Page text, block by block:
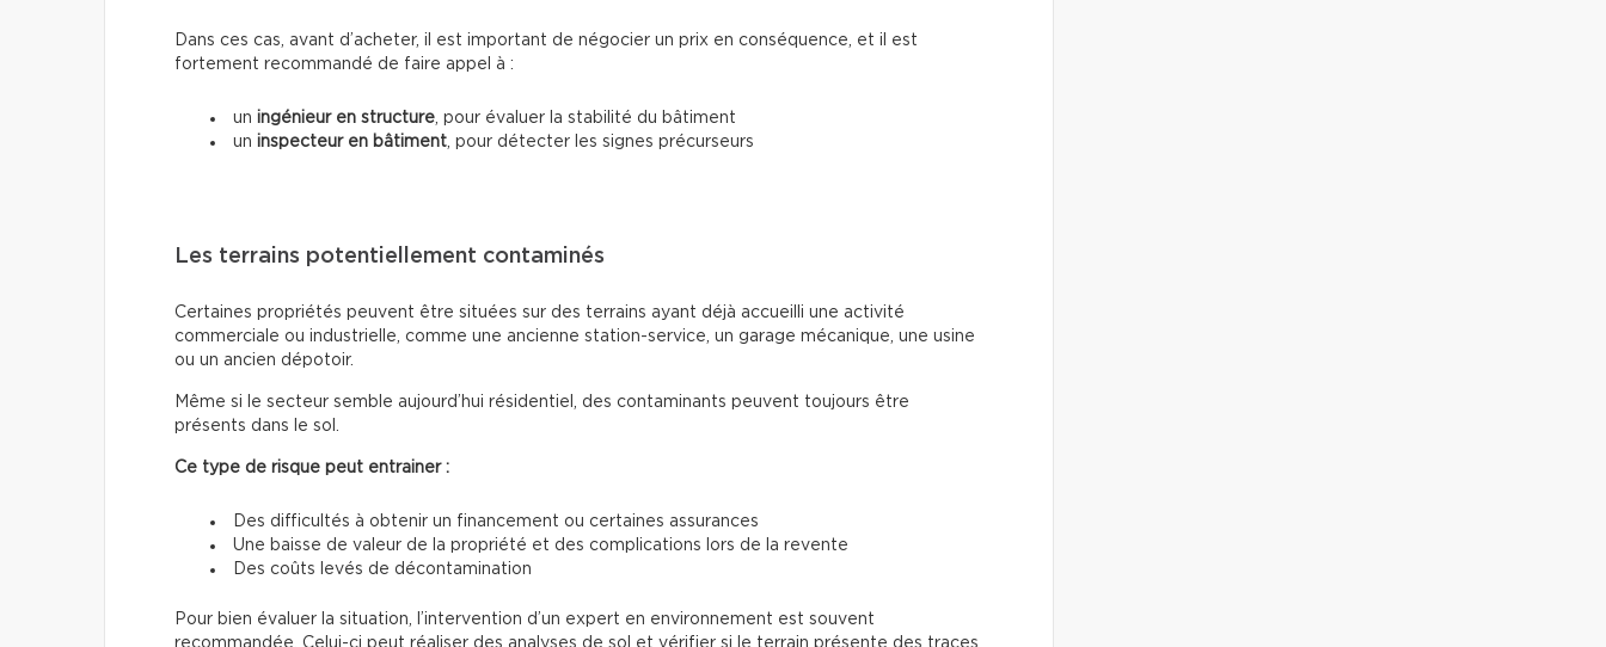
Dans ces cas, avant d’acheter, il est important de négocier un prix en conséquence, et il est
fortement recommandé de faire appel à :
un ingénieur en structure, pour évaluer la stabilité du bâtiment
un inspecteur en bâtiment, pour détecter les signes précurseurs
Les terrains potentiellement contaminés
Certaines propriétés peuvent être situées sur des terrains ayant déjà accueilli une activité
commerciale ou industrielle, comme une ancienne station-service, un garage mécanique, une usine
ou un ancien dépotoir.
Même si le secteur semble aujourd’hui résidentiel, des contaminants peuvent toujours être
présents dans le sol.
Ce type de risque peut entrainer :
Des difficultés à obtenir un financement ou certaines assurances
Une baisse de valeur de la propriété et des complications lors de la revente
Des coûts levés de décontamination
Pour bien évaluer la situation, l’intervention d’un expert en environnement est souvent
recommandée. Celui-ci peut réaliser des analyses de sol et vérifier si le terrain présente des traces